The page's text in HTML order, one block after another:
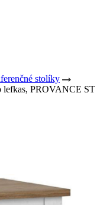
stolíky
lefkas, PROVANCE ST